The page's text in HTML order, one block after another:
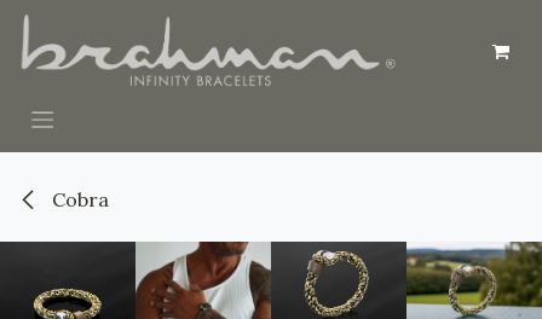
Overslaan naar inhoud
Cobra